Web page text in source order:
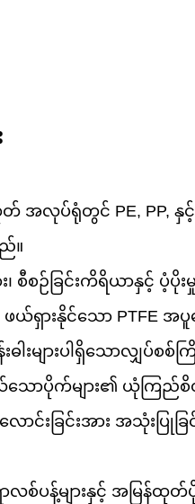
လုပ်ရုံတွင် PE, PP, နှင့်
။
ား၊ စီစဉ်ခြင်းကိရိယာ
ယ်ရှားနိုင်သော PTFE အပူပ
းများပါရှိသောလျှပ်စစ်
ငယ်သောပိုက်များ၏ ယုံက
ာင်းခြင်းအား အသုံးပ
ာလစ်ပန့်များနှင့် အမြ